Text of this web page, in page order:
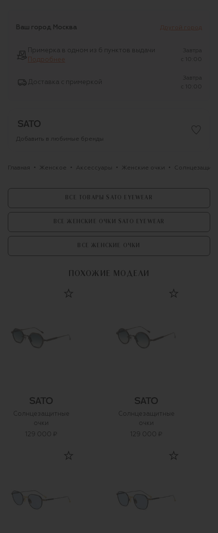
Ваш город Москва Другой город
Примерка в одном из 6 пунктов выдачи
Подробнее
Завтра
c 10:00
Доставка с примеркой
Завтра
c 10:00
Добавить в любимые бренды
Главная Женское Аксессуары Женские очки
ВСЕ ТОВАРЫ SATO EYEWEAR
ВСЕ ЖЕНСКИЕ ОЧКИ SATO EYEWEAR
ВСЕ ЖЕНСКИЕ ОЧКИ
ПОХОЖИЕ МОДЕЛИ
Солнцезащитные
очки
129 000 ₽
Солнцезащитные
очки
129 000 ₽